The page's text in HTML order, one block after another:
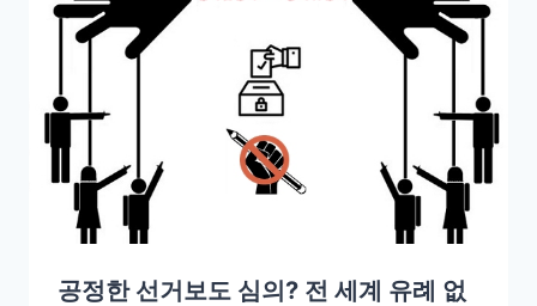
공정한 선거보도 심의? 전 세계 유례 없